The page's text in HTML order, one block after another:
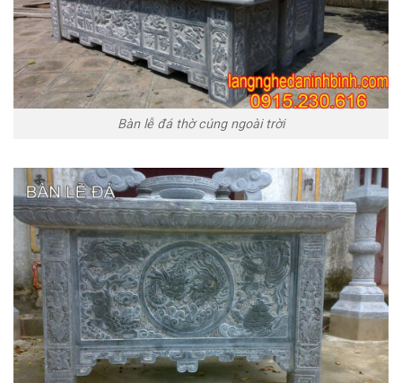
Bàn lễ đá thờ cúng ngoài trời